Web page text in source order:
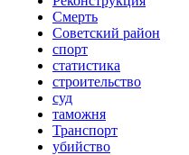
Смерть
Советский район
спорт
статистика
строительство
суд
таможня
Транспорт
убийство